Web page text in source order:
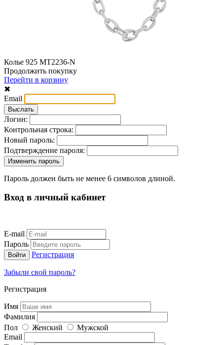
Колье 925 MT2236-N
Продолжить покупку
Перейти в корзину
✖
Email
Логин:
Контрольная строка:
Новый пароль:
Подтверждение пароля:
Пароль должен быть не менее 6 символов длиной.
Вход в личный кабинет
E-mail
Пароль
Регистрация
Забыли свой пароль?
Регистрация
Имя
Фамилия
Пол
Женский
Мужской
Email